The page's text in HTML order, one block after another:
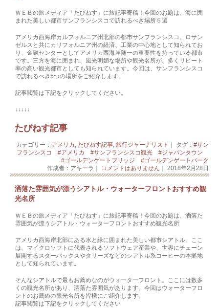
ＷＥＢの旅メディア「たびねす」に旅記事寄稿！今回のお題は、海に囲
まれた美しい都市サンフランシスコで訪れるべき場所５選
アメリカ西海岸カルフォルニア州北部の都市サンフランシスコ。ロサン
ゼルスと共にカリフォルニア州の経済、工業の中心地として知られてお
り、金融センターとしてアメリカ西海岸随一の重要性を持っている都市
です。三方を海に囲まれ、風光明媚な場所や観光名所が、多くリピート
率の高い観光都市としても知られています。今回は、サンフランシスコ
で訪れるべき5つの場所をご紹介します。
記事閲覧は下記をクリックしてください。
↓↓↓↓↓
たびねす記事
カテゴリー： アメリカ , たびねす記事, 旅行ジャーナリスト ｜ タグ： #サン
フランシスコ #アメリカ #サンフランシスコ観光 #ジャパンタウン
#ゴールデンゲートブリッジ #ゴールデンゲートパーク
作成者：アキーラ｜ コメントはありません ｜ 2018年2月28日
洒落た雰囲気が漂うシアトル・ウォーターフロントおすすめ観
光名所
ＷＥＢの旅メディア「たびねす」に旅記事寄稿！今回のお題は、洒落た
雰囲気が漂うシアトル・ウォーターフロントおすすめ観光名所
アメリカ西海岸北部にある水と緑に囲まれた美しい都市シアトル。ここ
は、マイクロソフトに代表されるソフトウェア産業や、世界にチェーン
展開するスターバックスやタリーズなどのシアトル系コーヒーの本拠地
として知られています。
そんなシアトルで最もお薦めなのがウォーターフロント。ここには数多
くの観光名所があり、洒落た雰囲気があります。今回はウォーターフロ
ントのお薦めの観光名所を皆様にご紹介します。
記事閲覧は下記をクリックしてください